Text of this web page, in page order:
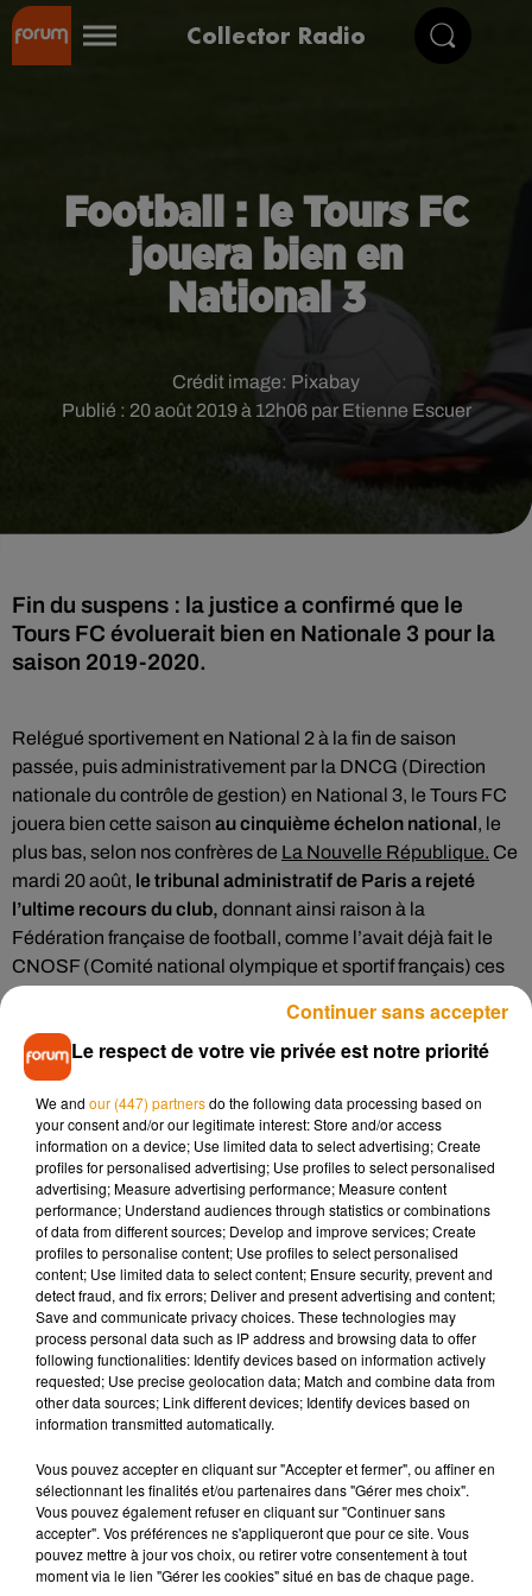
Collector Radio
Football : le Tours FC
jouera bien en
National 3
Publié : 20 août 2019 à 12h06 par Etienne Escuer
Crédit image: Pixabay
Fin du suspens : la justice a confirmé que le
Tours FC évoluerait bien en Nationale 3 pour la
saison 2019-2020.
Relégué sportivement en National 2 à la fin de saison
passée, puis administrativement par la DNCG (Direction
nationale du contrôle de gestion) en National 3, le Tours FC
jouera bien cette saison au cinquième échelon national, le
plus bas, selon nos confrères de La Nouvelle République. Ce
mardi 20 août, le tribunal administratif de Paris a rejeté
l’ultime recours du club, donnant ainsi raison à la
Fédération française de football, comme l’avait déjà fait le
CNOSF (Comité national olympique et sportif français) ces
dernières semaines.
Le club de Jean-Marc Ettori aurait dû disputer son premier
match de National 3 samedi 17 août contre la réserve de l’US
saison 2017-2018, le Tours FC évoluait encore en Ligue 2, la
deuxième division française.
Musique
7 août 2026
Madonna sort enfin le remix de « Love
Sensation » avec Kylie Minogue
7 août 2026
Angèle et Amélie Lens dévoilent leur
collaboration tant attendue
Le respect de votre vie privée est notre priorité
We and our (447) partnersdo the following data processing based on
your consent and/or our legitimate interest: Store and/or access
information on a device; Use limited data to select advertising; Create
profiles for personalised advertising; Use profiles to select personalised
advertising; Measure advertising performance; Measure content
performance; Understand audiences through statistics or combinations
of data from different sources; Develop and improve services; Create
profiles to personalise content; Use profiles to select personalised
content; Use limited data to select content; Ensure security, prevent and
detect fraud, and fix errors; Deliver and present advertising and content;
Save and communicate privacy choices. These technologies may
process personal data such as IP address and browsing data to offer
following functionalities: Identify devices based on information actively
requested; Use precise geolocation data; Match and combine data from
other data sources; Link different devices; Identify devices based on
information transmitted automatically.
Vous pouvez accepter en cliquant sur "Accepter et fermer", ou affiner en
sélectionnant les finalités et/ou partenaires dans "Gérer mes choix".
Vous pouvez également refuser en cliquant sur "Continuer sans
accepter". Vos préférences ne s'appliqueront que pour ce site. Vous
pouvez mettre à jour vos choix, ou retirer votre consentement à tout
moment via le lien "Gérer les cookies" situé en bas de chaque page.
Continuer sans accepter